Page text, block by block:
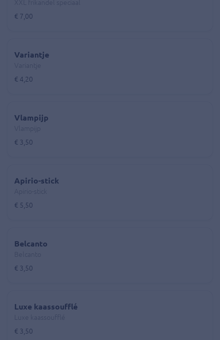
€ 7,00
Variantje
€ 4,20
Vlampijp
€ 3,50
Apirio-stick
€ 5,50
Belcanto
€ 3,50
Luxe kaassoufflé
€ 3,50